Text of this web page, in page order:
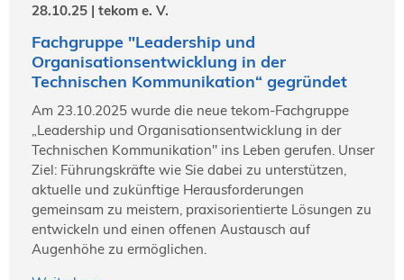
28.10.25 | tekom e. V.
Fachgruppe "Leadership und
Organisationsentwicklung in der
Technischen Kommunikation“ gegründet
Am 23.10.2025 wurde die neue tekom-Fachgruppe
„Leadership und Organisationsentwicklung in der
Technischen Kommunikation" ins Leben gerufen. Unser
Ziel: Führungskräfte wie Sie dabei zu unterstützen,
aktuelle und zukünftige Herausforderungen
gemeinsam zu meistern, praxisorientierte Lösungen zu
entwickeln und einen offenen Austausch auf
Augenhöhe zu ermöglichen.